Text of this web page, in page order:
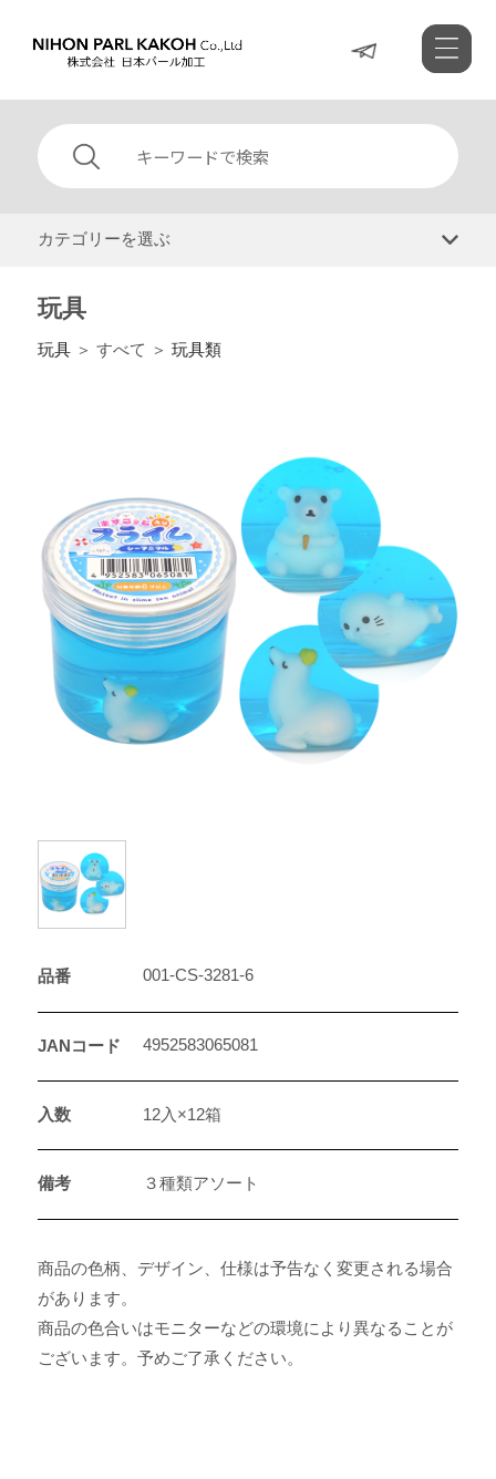
カテゴリーを選ぶ
玩具
玩具＞ すべて ＞ 玩具類
品番 001-CS-3281-6
JANコード 4952583065081
入数 12入×12箱
備考 ３種類アソート
商品の色柄、デザイン、仕様は予告なく変更される場合
があります。
商品の色合いはモニターなどの環境により異なることが
ございます。予めご了承ください。